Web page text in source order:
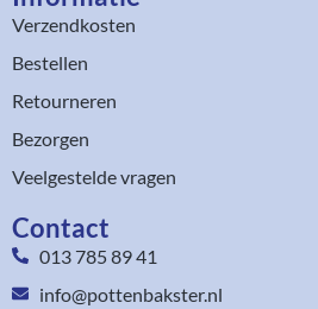
Verzendkosten
Bestellen
Retourneren
Bezorgen
Veelgestelde vragen
Contact
013 785 89 41
info@pottenbakster.nl